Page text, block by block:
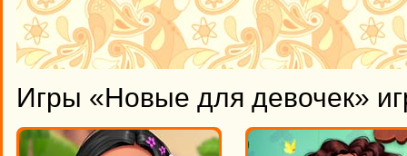
Игры «Новые для девочек»